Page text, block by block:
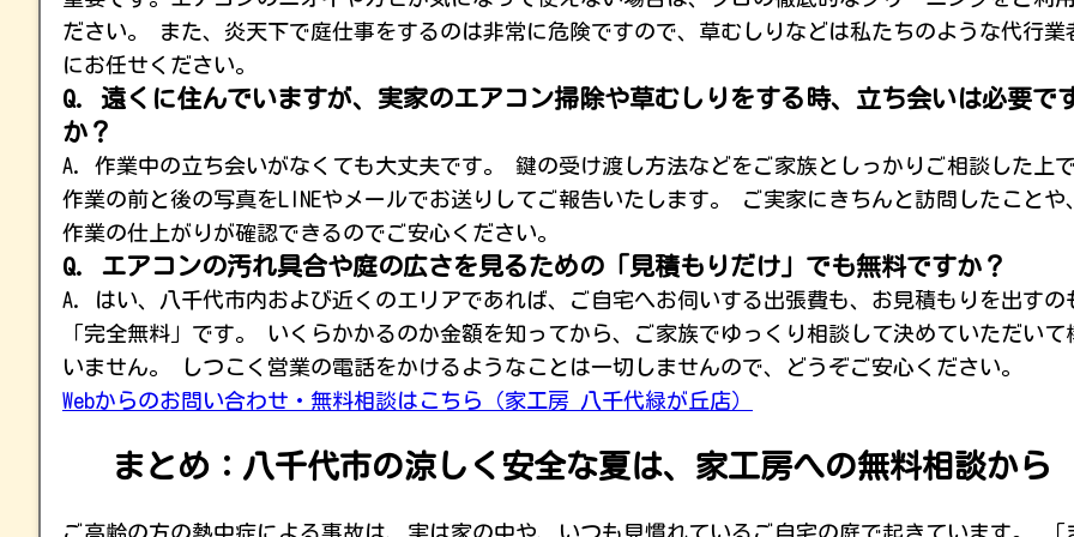
ださい。 また、炎天下で庭仕事をするのは非常に危険ですので、草むしりなどは私たちのような代行業
にお任せください。
Q. 遠くに住んでいますが、実家のエアコン掃除や草むしりをする時、立ち会いは必要で
か？
A. 作業中の立ち会いがなくても大丈夫です。 鍵の受け渡し方法などをご家族としっかりご相談した上で
作業の前と後の写真をLINEやメールでお送りしてご報告いたします。 ご実家にきちんと訪問したことや
作業の仕上がりが確認できるのでご安心ください。
Q. エアコンの汚れ具合や庭の広さを見るための「見積もりだけ」でも無料ですか？
A. はい、八千代市内および近くのエリアであれば、ご自宅へお伺いする出張費も、お見積もりを出すの
「完全無料」です。 いくらかかるのか金額を知ってから、ご家族でゆっくり相談して決めていただいて
いません。 しつこく営業の電話をかけるようなことは一切しませんので、どうぞご安心ください。
Webからのお問い合わせ・無料相談はこちら（家工房 八千代緑が丘店）
まとめ：八千代市の涼しく安全な夏は、家工房への無料相談から
ご高齢の方の熱中症による事故は、実は家の中や、いつも見慣れているご自宅の庭で起きています。 「